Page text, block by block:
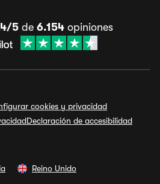
5 de 6.154 opiniones
cookies y privacidad
Declaración de accesibilidad
Reino Unido